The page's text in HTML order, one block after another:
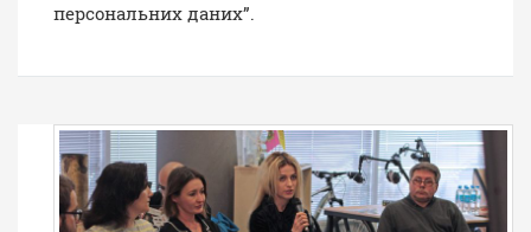
персональних даних”.